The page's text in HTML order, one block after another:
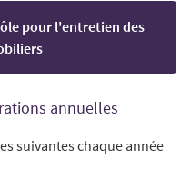
pour l'entretien des
annuelles
suivantes chaque année